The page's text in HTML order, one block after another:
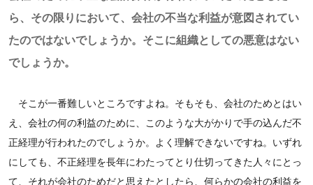
ら、その限りにおいて、会社の不当な利益が意図されてい
たのではないでしょうか。そこに組織としての悪意はない
でしょうか。
そこが一番難しいところですよね。そもそも、会社のためとはい
え、会社の何の利益のために、このような大がかりで手の込んだ不
正経理が行われたのでしょうか。よく理解できないですね。いずれ
にしても、不正経理を長年にわたってとり仕切ってきた人々にとっ
て、それが会社のためだと思えたとしたら、何らかの会社の利益を